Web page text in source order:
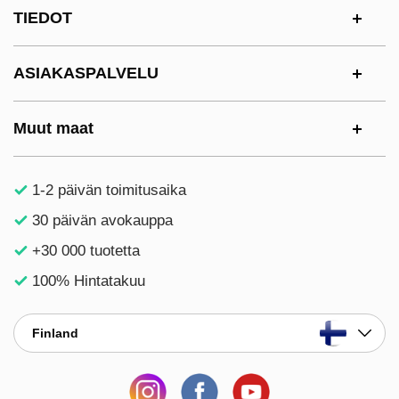
TIEDOT
ASIAKASPALVELU
Muut maat
1-2 päivän toimitusaika
30 päivän avokauppa
+30 000 tuotetta
100% Hintatakuu
Finland